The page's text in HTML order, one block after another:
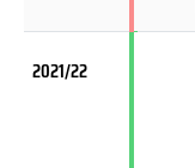
2021/22